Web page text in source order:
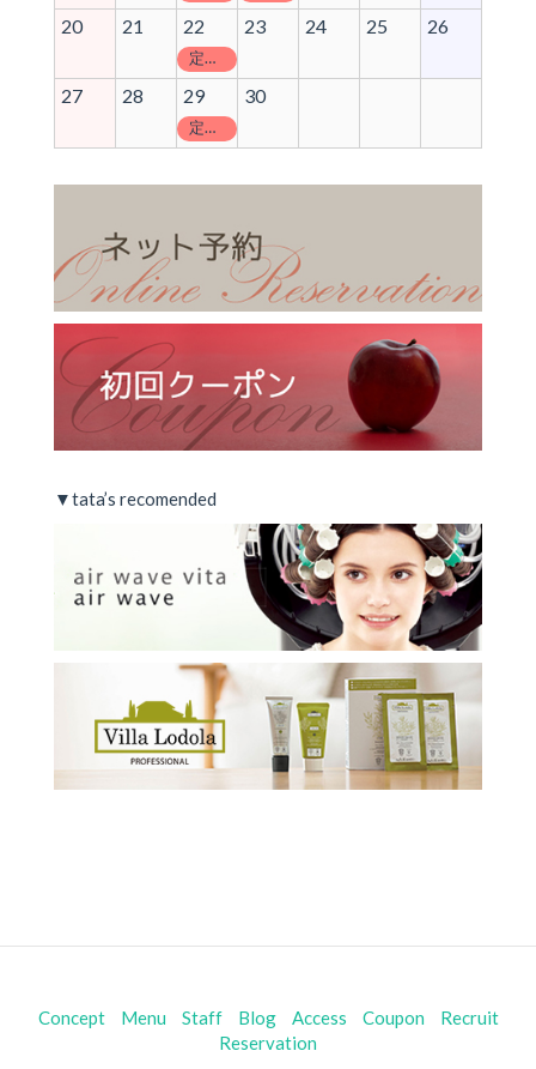
20 21 22
定休日
23 24 25 26
27 28 29
定休日
30
▼tata’s recomended
Concept Menu Staff Blog Access Coupon
Recruit
Reservation